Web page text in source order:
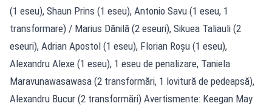
(1 eseu), Shaun Prins (1 eseu), Antonio Savu (1 eseu, 1
transformare) / Marius Dănilă (2 eseuri), Sikuea Taliauli (2
eseuri), Adrian Apostol (1 eseu), Florian Roșu (1 eseu),
Alexandru Alexe (1 eseu), 1 eseu de penalizare, Taniela
Maravunawasawasa (2 transformări, 1 lovitură de pedeapsă),
Alexandru Bucur (2 transformări) Avertismente: Keegan May